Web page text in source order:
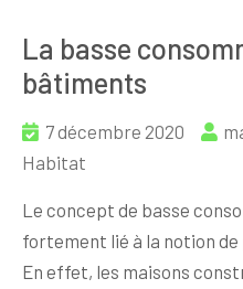
La basse
bâtiments
7 décembre 2020
Habitat
Le concept de basse
fortement lié à la notion
En effet, les maisons